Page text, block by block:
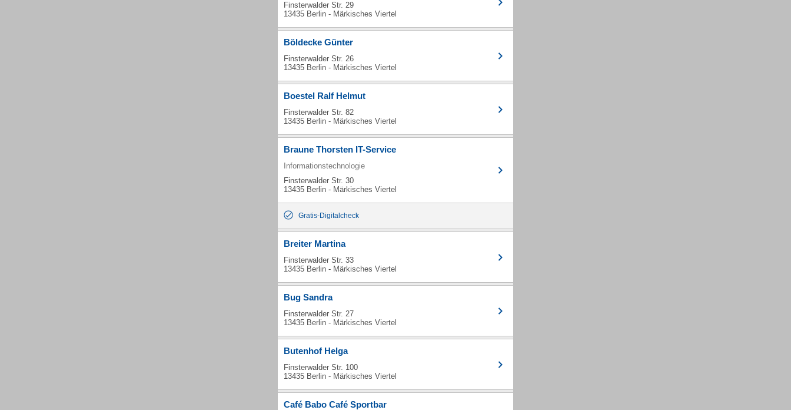
Finsterwalder Str. 29
13435 Berlin - Märkisches Viertel
Böldecke Günter
Finsterwalder Str. 26
13435 Berlin - Märkisches Viertel
Boestel Ralf Helmut
Finsterwalder Str. 82
13435 Berlin - Märkisches Viertel
Braune Thorsten IT-Service
Informationstechnologie
Finsterwalder Str. 30
13435 Berlin - Märkisches Viertel
Gratis-Digitalcheck
Breiter Martina
Finsterwalder Str. 33
13435 Berlin - Märkisches Viertel
Bug Sandra
Finsterwalder Str. 27
13435 Berlin - Märkisches Viertel
Butenhof Helga
Finsterwalder Str. 100
13435 Berlin - Märkisches Viertel
Café Babo Café Sportbar